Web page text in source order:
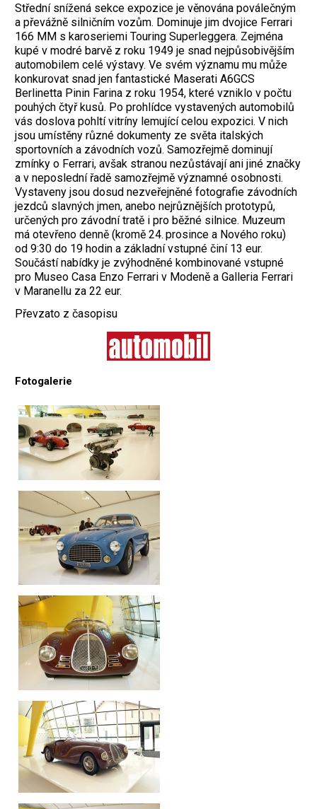
Střední snížená sekce expozice je věnována poválečným
a převážně silničním vozům. Dominuje jim dvojice Ferrari
166 MM s karoseriemi Touring Superleggera. Zejména
kupé v modré barvě z roku 1949 je snad nejpůsobivějším
automobilem celé výstavy. Ve svém významu mu může
konkurovat snad jen fantastické Maserati A6GCS
Berlinetta Pinin Farina z roku 1954, které vzniklo v počtu
pouhých čtyř kusů. Po prohlídce vystavených automobilů
vás doslova pohltí vitríny lemující celou expo­zici. V nich
jsou umístěny různé dokumenty ze světa italských
sportovních a závodních vozů. Samozřejmě dominují
zmínky o Fer­rari, avšak stranou nezůstávají ani jiné značky
a v neposlední řadě samozřejmě významné osobnosti.
Vystaveny jsou dosud nezveřejněné fotografie závodních
jezdců slavných jmen, anebo nejrůznějších prototypů,
určených pro závodní tratě i pro běžné silnice. Muzeum
má otevřeno denně (kromě 24. prosince a Nového roku)
od 9:30 do 19 hodin a základní vstupné činí 13 eur.
Součástí nabídky je zvýhodněné kombinované vstupné
pro Museo Casa Enzo Ferrari v Modeně a Galleria Ferrari
v Maranellu za 22 eur.
Převzato z časopisu
Fotogalerie